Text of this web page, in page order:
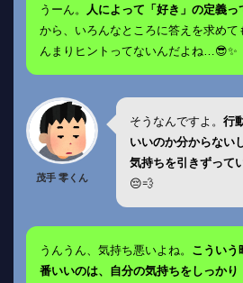
うーん。
人によって「好き」の定義っ
から、いろんなところに答えを求めて
んまりヒントってないんだよね…😎✨
茂手 零くん
そうなんですよ。 行
いいのか分からない
気持ちを引きずって
😔💨
うんうん、気持ち悪いよね。 こういう
番いいのは、自分の気持ちをしっかり